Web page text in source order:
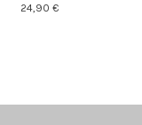
24,90 €